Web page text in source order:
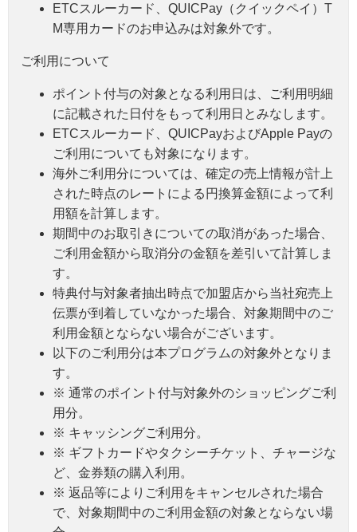
ETCスルーカード、QUICPay（クイックペイ）T
M専用カードのお申込みは対象外です。
ご利用について
ポイント付与の対象となる利用日は、ご利用明細
に記載された日付をもって利用日とみなします。
ETCスルーカード、QUICPayおよびApple Payの
ご利用についても対象になります。
海外ご利用分については、確定の売上情報が計上
された時点のレートによる円換算金額によって利
用額を計算します。
期間中のお取引きについての取消があった場合、
ご利用金額から取消分の金額を差引いて計算しま
す。
特典付与対象者抽出時点で加盟店から当社宛売上
伝票が到着していなかった場合、対象期間中のご
利用金額とならない場合がございます。
以下のご利用分は本プログラムの対象外となりま
す。
※ 通常のポイント付与対象外のショッピングご利
用分。
※ キャッシングご利用分。
※ ギフトカードやタクシーチケット、チャージな
ど、金券類の購入利用。
※ 返品等によりご利用をキャンセルされた場合
で、対象期間中のご利用金額の対象とならない場